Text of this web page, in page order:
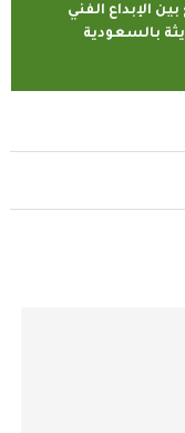
الإبداع الفني
بالسعودية